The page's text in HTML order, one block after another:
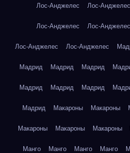
Лос-Анджелес Лос-Анджелес
Лос-Анджелес Лос-Анджелес
Лос-Анджелес Лос-Анджелес
Мадрид Мадрид Мадрид
Мадрид Мадрид Мадрид
Мадрид Макароны Макароны
Макароны Макароны Макароны
Манго Манго Манго Манго